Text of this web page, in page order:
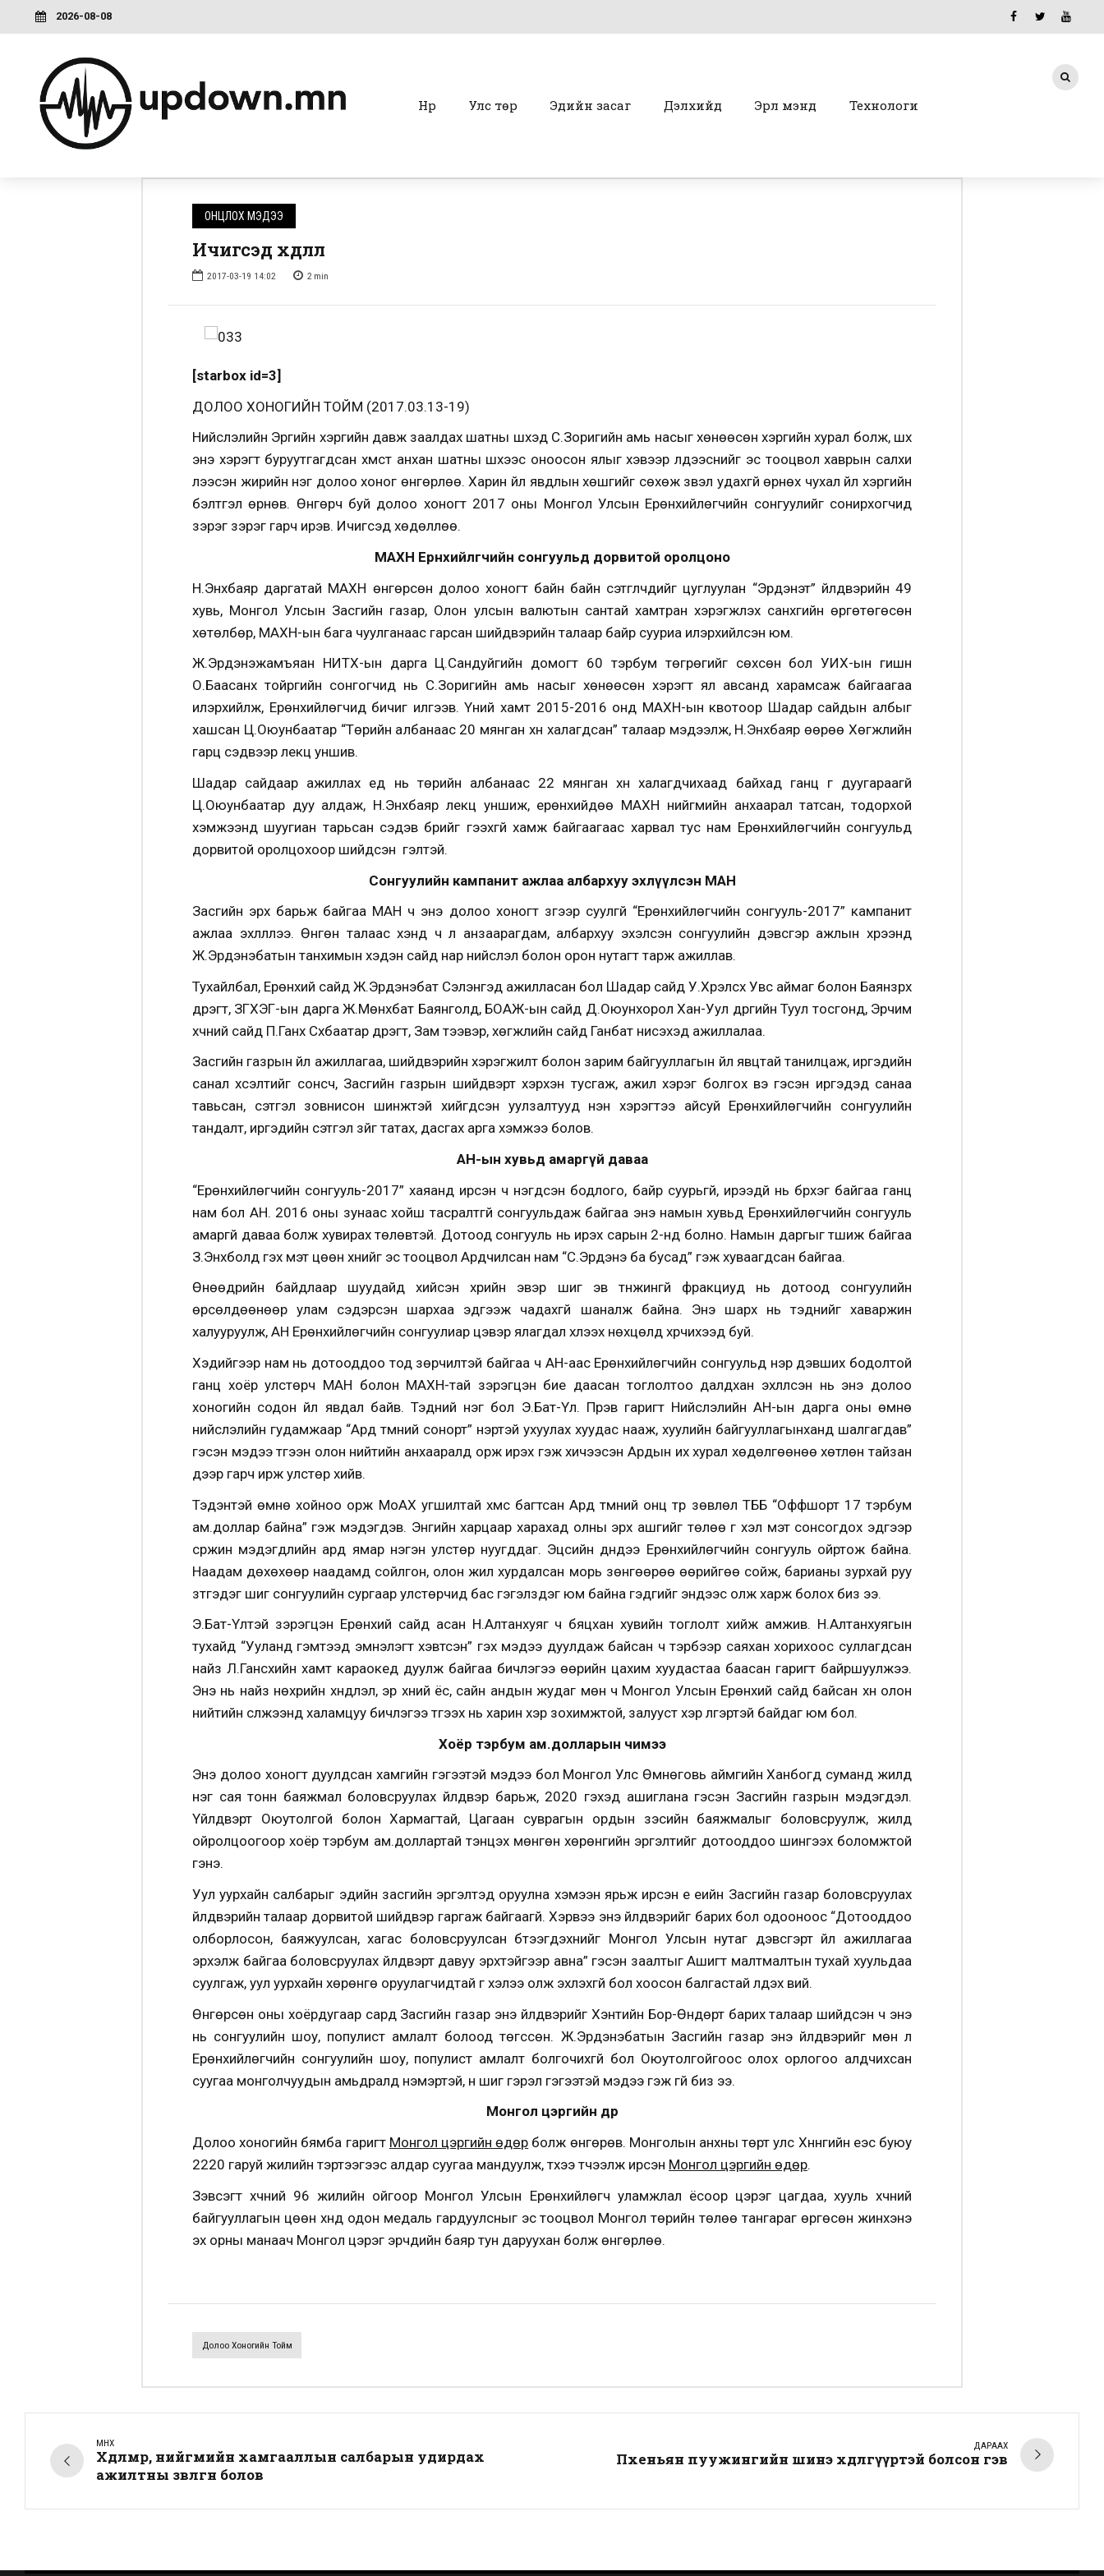
2026-08-08
Нүүр Улс төр Эдийн засаг Дэлхийд Эрүүл мэнд Технологи
ОНЦЛОХ МЭДЭЭ
Ичигсэд хөдөллөө
2017-03-19 14:02 2 min
[starbox id=3]
ДОЛОО ХОНОГИЙН ТОЙМ (2017.03.13-19)
Нийслэлийн Эрүүгийн хэргийн давж заалдах шатны шүүхэд С.Зоригийн амь насыг хөнөөсөн хэргийн хурал болж, шүүх
энэ хэрэгт буруутгагдсан хүмүүст анхан шатны шүүхээс оноосон ялыг хэвээр үлдээснийг эс тооцвол хаврын салхи
үлээсэн жирийн нэг долоо хоног өнгөрлөө. Харин үйл явдлын хөшгийг сөхөж үзвэл удахгүй өрнөх чухал үйл хэргийн
бэлтгэл өрнөв. Өнгөрч буй долоо хоногт 2017 оны Монгол Улсын Ерөнхийлөгчийн сонгуулийг сонирхогчид
зэрэг зэрэг гарч ирэв. Ичигсэд хөдөллөө.
МАХН Ерөнхийлөгчийн сонгуульд дорвитой оролцоно
Н.Энхбаяр даргатай МАХН өнгөрсөн долоо хоногт байн байн сэтгүүлчдийг цуглуулан “Эрдэнэт” үйлдвэрийн 49
хувь, Монгол Улсын Засгийн газар, Олон улсын валютын сантай хамтран хэрэгжүүлэх санхүүгийн өргөтөгөсөн
хөтөлбөр, МАХН-ын бага чуулганаас гарсан шийдвэрийн талаар байр сууриа илэрхийлсэн юм.
Ж.Эрдэнэжамъяан НИТХ-ын дарга Ц.Сандуйгийн домогт 60 тэрбум төгрөгийг сөхсөн бол УИХ-ын гишүүн
О.Баасанхүү тойргийн сонгогчид нь С.Зоригийн амь насыг хөнөөсөн хэрэгт ял авсанд харамсаж байгаагаа
илэрхийлж, Ерөнхийлөгчид бичиг илгээв. Үүний хамт 2015-2016 онд МАХН-ын квотоор Шадар сайдын албыг
хашсан Ц.Оюунбаатар “Төрийн албанаас 20 мянган хүн халагдсан” талаар мэдээлж, Н.Энхбаяр өөрөө Хөгжлийн
гарц сэдвээр лекц уншив.
Шадар сайдаар ажиллах үед нь төрийн албанаас 22 мянган хүн халагдчихаад байхад ганц үг дуугараагүй
Ц.Оюунбаатар дуу алдаж, Н.Энхбаяр лекц уншиж, ерөнхийдөө МАХН нийгмийн анхаарал татсан, тодорхой
хэмжээнд шуугиан тарьсан сэдэв бүрийг гээхгүй хамж байгаагаас харвал тус нам Ерөнхийлөгчийн сонгуульд
дорвитой оролцохоор шийдсэн үү гэлтэй.
Сонгуулийн кампанит ажлаа албархуу эхлүүлсэн МАН
Засгийн эрх барьж байгаа МАН ч энэ долоо хоногт зүгээр суулгүй “Ерөнхийлөгчийн сонгууль-2017” кампанит
ажлаа эхлүүллээ. Өнгөн талаас хэнд ч үл анзаарагдам, албархуу эхэлсэн сонгуулийн дэвсгэр ажлын хүрээнд
Ж.Эрдэнэбатын танхимын хэдэн сайд нар нийслэл болон орон нутагт тарж ажиллав.
Тухайлбал, Ерөнхий сайд Ж.Эрдэнэбат Сэлэнгэд ажилласан бол Шадар сайд У.Хүрэлсүх Увс аймаг болон Баянзүрх
дүүрэгт, ЗГХЭГ-ын дарга Ж.Мөнхбат Баянголд, БОАЖ-ын сайд Д.Оюунхорол Хан-Уул дүүргийн Туул тосгонд, Эрчим
хүчний сайд П.Ганхүү Сүхбаатар дүүрэгт, Зам тээвэр, хөгжлийн сайд Ганбат нисэхэд ажиллалаа.
Засгийн газрын үйл ажиллагаа, шийдвэрийн хэрэгжилт болон зарим байгууллагын үйл явцтай танилцаж, иргэдийн
санал хүсэлтийг сонсч, Засгийн газрын шийдвэрт хэрхэн тусгаж, ажил хэрэг болгох вэ гэсэн иргэдэд санаа
тавьсан, сэтгэл зовнисон шинжтэй хийгдсэн уулзалтууд үнэн хэрэгтээ айсуй Ерөнхийлөгчийн сонгуулийн
тандалт, иргэдийн сэтгэл зүйг татах, дасгах арга хэмжээ болов.
АН-ын хувьд амаргүй даваа
“Ерөнхийлөгчийн сонгууль-2017” хаяанд ирсэн ч нэгдсэн бодлого, байр суурьгүй, ирээдүй нь бүрхэг байгаа ганц
нам бол АН. 2016 оны зунаас хойш тасралтгүй сонгуульдаж байгаа энэ намын хувьд Ерөнхийлөгчийн сонгууль
амаргүй даваа болж хувирах төлөвтэй. Дотоод сонгууль нь ирэх сарын 2-нд болно. Намын даргыг түшиж байгаа
З.Энхболд гэх мэт цөөн хүнийг эс тооцвол Ардчилсан нам “С.Эрдэнэ ба бусад” гэж хуваагдсан байгаа.
Өнөөдрийн байдлаар шуудайд хийсэн үхрийн эвэр шиг эв түнжингүй фракциуд нь дотоод сонгуулийн
өрсөлдөөнөөр улам сэдэрсэн шархаа эдгээж чадахгүй шаналж байна. Энэ шарх нь тэднийг хаваржин
халууруулж, АН Ерөнхийлөгчийн сонгуулиар цэвэр ялагдал хүлээх нөхцөлд хүрчихээд буй.
Хэдийгээр нам нь дотооддоо тод зөрчилтэй байгаа ч АН-аас Ерөнхийлөгчийн сонгуульд нэр дэвших бодолтой
ганц хоёр улстөрч МАН болон МАХН-тай зэрэгцэн бие даасан тоглолтоо далдхан эхлүүлсэн нь энэ долоо
хоногийн содон үйл явдал байв. Тэдний нэг бол Э.Бат-Үүл. Пүрэв гаригт Нийслэлийн АН-ын дарга оны өмнө
нийслэлийн гудамжаар “Ард түмний сонорт” нэртэй ухуулах хуудас нааж, хуулийн байгууллагынханд шалгагдав”
гэсэн мэдээ түгээн олон нийтийн анхааралд орж ирэх гэж хичээсэн Ардын их хурал хөдөлгөөнөө хөтлөн тайзан
дээр гарч ирж улстөр хийв.
Тэдэнтэй өмнө хойноо орж МоАХ угшилтай хүмүүс багтсан Ард түмний онц түр зөвлөл ТББ “Оффшорт 17 тэрбум
ам.доллар байна” гэж мэдэгдэв. Энгийн харцаар харахад олны эрх ашгийг төлөө үг хэл мэт сонсогдох эдгээр
сүржин мэдэгдлийн ард ямар нэгэн улстөр нуугддаг. Эцсийн дүндээ Ерөнхийлөгчийн сонгууль ойртож байна.
Наадам дөхөхөөр наадамд сойлгон, олон жил хурдалсан морь зөнгөөрөө өөрийгөө сойж, барианы зурхай руу
зүтгэдэг шиг сонгуулийн сургаар улстөрчид бас гэгэлздэг юм байна гэдгийг эндээс олж харж болох биз ээ.
Э.Бат-Үүлтэй зэрэгцэн Ерөнхий сайд асан Н.Алтанхуяг ч бяцхан хувийн тоглолт хийж амжив. Н.Алтанхуягын
тухайд “Ууланд гэмтээд эмнэлэгт хэвтсэн” гэх мэдээ дуулдаж байсан ч тэрбээр саяхан хорихоос суллагдсан
найз Л.Гансүхийн хамт караокед дуулж байгаа бичлэгээ өөрийн цахим хуудастаа баасан гаригт байршуулжээ.
Энэ нь найз нөхрийн хүндлэл, эр хүний ёс, сайн андын жудаг мөн ч Монгол Улсын Ерөнхий сайд байсан хүн олон
нийтийн сүлжээнд халамцуу бичлэгээ түгээх нь харин хэр зохимжтой, залууст хэр үлгэртэй байдаг юм бол.
Хоёр тэрбум ам.долларын чимээ
Энэ долоо хоногт дуулдсан хамгийн гэгээтэй мэдээ бол Монгол Улс Өмнөговь аймгийн Ханбогд суманд жилд
нэг сая тонн баяжмал боловсруулах үйлдвэр барьж, 2020 гэхэд ашиглана гэсэн Засгийн газрын мэдэгдэл.
Үйлдвэрт Оюутолгой болон Хармагтай, Цагаан суврагын ордын зэсийн баяжмалыг боловсруулж, жилд
ойролцоогоор хоёр тэрбум ам.доллартай тэнцэх мөнгөн хөрөнгийн эргэлтийг дотооддоо шингээх боломжтой
гэнэ.
Уул уурхайн салбарыг эдийн засгийн эргэлтэд оруулна хэмээн ярьж ирсэн үе үеийн Засгийн газар боловсруулах
үйлдвэрийн талаар дорвитой шийдвэр гаргаж байгаагүй. Хэрвээ энэ үйлдвэрийг барих бол одооноос “Дотооддоо
олборлосон, баяжуулсан, хагас боловсруулсан бүтээгдэхүүнийг Монгол Улсын нутаг дэвсгэрт үйл ажиллагаа
эрхэлж байгаа боловсруулах үйлдвэрт давуу эрхтэйгээр авна” гэсэн заалтыг Ашигт малтмалтын тухай хуульдаа
суулгаж, уул уурхайн хөрөнгө оруулагчидтай үг хэлээ олж эхлэхгүй бол хоосон балгастай үлдэх вий.
Өнгөрсөн оны хоёрдугаар сард Засгийн газар энэ үйлдвэрийг Хэнтийн Бор-Өндөрт барих талаар шийдсэн ч энэ
нь сонгуулийн шоу, популист амлалт болоод төгссөн. Ж.Эрдэнэбатын Засгийн газар энэ үйлдвэрийг мөн л
Ерөнхийлөгчийн сонгуулийн шоу, популист амлалт болгочихгүй бол Оюутолгойгоос олох орлогоо алдчихсан
суугаа монголчуудын амьдралд нэмэртэй, үүн шиг гэрэл гэгээтэй мэдээ гэж үгүй биз ээ.
Монгол цэргийн өдөр
Долоо хоногийн бямба гаригт Монгол цэргийн өдөр болж өнгөрөв. Монголын анхны төрт улс Хүннүгийн үеэс буюу
2220 гаруй жилийн тэртээгээс алдар суугаа мандуулж, түүхээ түүчээлж ирсэн Монгол цэргийн өдөр.
Зэвсэгт хүчний 96 жилийн ойгоор Монгол Улсын Ерөнхийлөгч уламжлал ёсоор цэрэг цагдаа, хууль хүчний
байгууллагын цөөн хүнд одон медаль гардуулсныг эс тооцвол Монгол төрийн төлөө тангараг өргөсөн жинхэнэ
эх орны манаач Монгол цэрэг эрчүүдийн баяр тун даруухан болж өнгөрлөө.
Долоо Хоногийн Тойм
ӨМНӨХ
Хөдөлмөр, нийгмийн хамгааллын салбарын удирдах
ажилтны зөвлөгөөн болов
ДАРААХ
Пхеньян пуужингийн шинэ хөдөлгүүртэй болсон гэв